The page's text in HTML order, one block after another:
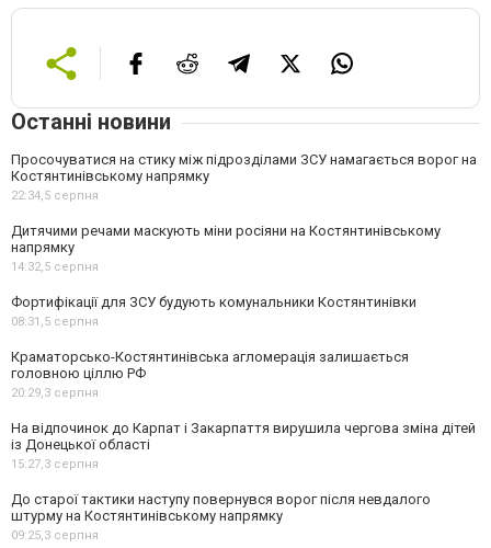
Останні новини
Просочуватися на стику між підрозділами ЗСУ намагається ворог на
Костянтинівському напрямку
22:34,5 серпня
Дитячими речами маскують міни росіяни на Костянтинівському
напрямку
14:32,5 серпня
Фортифікації для ЗСУ будують комунальники Костянтинівки
08:31,5 серпня
Краматорсько-Костянтинівська агломерація залишається
головною ціллю РФ
20:29,3 серпня
На відпочинок до Карпат і Закарпаття вирушила чергова зміна дітей
із Донецької області
15:27,3 серпня
До старої тактики наступу повернувся ворог після невдалого
штурму на Костянтинівському напрямку
09:25,3 серпня